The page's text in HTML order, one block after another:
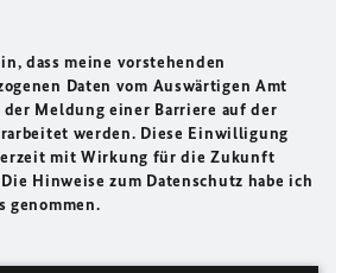
dass meine vorstehenden
Daten vom Auswärtigen Amt
der Meldung einer Barriere auf der
werden. Diese Einwilligung
mit Wirkung für die Zukunft
Hinweise zum Datenschutz habe ich
genommen.